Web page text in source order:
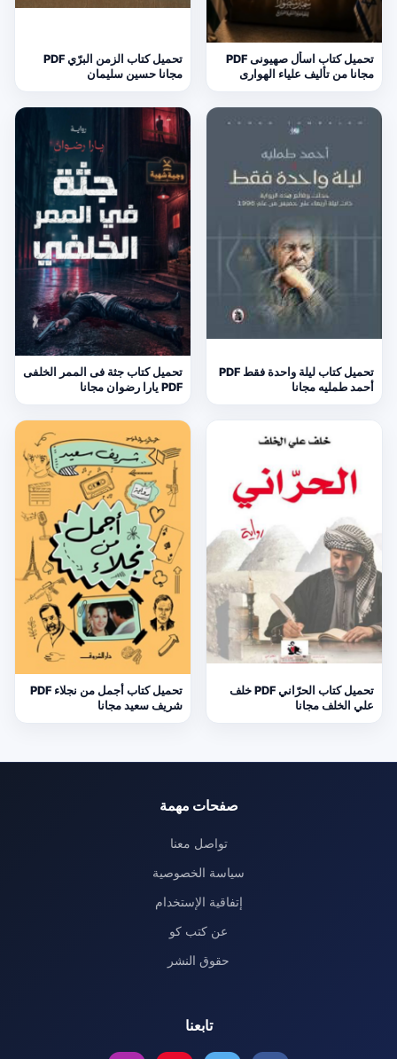
تحميل كتاب اسأل صهيونى PDF
مجانا من تأليف علياء الهوارى
تحميل كتاب الزمن البرّي PDF
مجانا حسين سليمان
تحميل كتاب ليلة واحدة فقط PDF
أحمد طمليه مجانا
تحميل كتاب جثة فى الممر الخلفى
PDF يارا رضوان مجانا
تحميل كتاب الحرّاني PDF خلف
علي الخلف مجانا
تحميل كتاب أجمل من نجلاء PDF
شريف سعيد مجانا
صفحات مهمة
تواصل معنا
سياسة الخصوصية
إتفاقية الإستخدام
عن كتب كو
حقوق النشر
تابعنا